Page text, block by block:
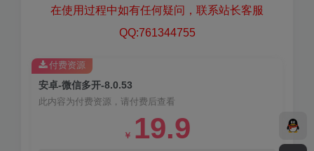
在使用过程中如有任何疑问，联系站长客服
QQ:761344755
安卓-微信多开-8.0.53
此内容为付费资源，请付费后查看
￥ 19.9
付费资源